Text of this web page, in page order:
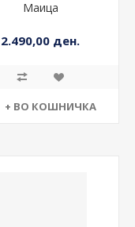
Маица
2.490,00 ден.
+ ВО КОШНИЧКА